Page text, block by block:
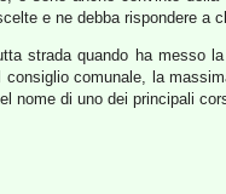
e ne debba rispondere a
strada quando ha messo
comunale, la
nome di uno dei principali